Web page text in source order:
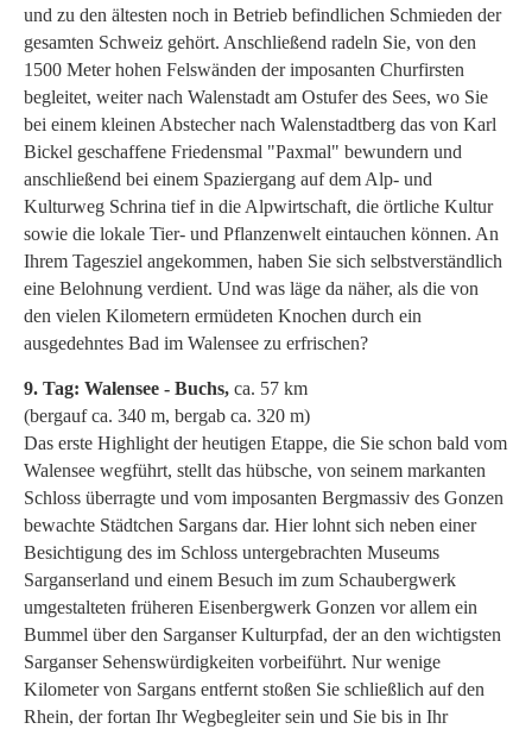
und zu den ältesten noch in Betrieb befindlichen Schmieden der
gesamten Schweiz gehört. Anschließend radeln Sie, von den
1500 Meter hohen Felswänden der imposanten Churfirsten
begleitet, weiter nach Walenstadt am Ostufer des Sees, wo Sie
bei einem kleinen Abstecher nach Walenstadtberg das von Karl
Bickel geschaffene Friedensmal "Paxmal" bewundern und
anschließend bei einem Spaziergang auf dem Alp- und
Kulturweg Schrina tief in die Alpwirtschaft, die örtliche Kultur
sowie die lokale Tier- und Pflanzenwelt eintauchen können. An
Ihrem Tagesziel angekommen, haben Sie sich selbstverständlich
eine Belohnung verdient. Und was läge da näher, als die von
den vielen Kilometern ermüdeten Knochen durch ein
ausgedehntes Bad im Walensee zu erfrischen?
9. Tag: Walensee - Buchs, ca. 57 km
(bergauf ca. 340 m, bergab ca. 320 m)
Das erste Highlight der heutigen Etappe, die Sie schon bald vom
Walensee wegführt, stellt das hübsche, von seinem markanten
Schloss überragte und vom imposanten Bergmassiv des Gonzen
bewachte Städtchen Sargans dar. Hier lohnt sich neben einer
Besichtigung des im Schloss untergebrachten Museums
Sarganserland und einem Besuch im zum Schaubergwerk
umgestalteten früheren Eisenbergwerk Gonzen vor allem ein
Bummel über den Sarganser Kulturpfad, der an den wichtigsten
Sarganser Sehenswürdigkeiten vorbeiführt. Nur wenige
Kilometer von Sargans entfernt stoßen Sie schließlich auf den
Rhein, der fortan Ihr Wegbegleiter sein und Sie bis in Ihr